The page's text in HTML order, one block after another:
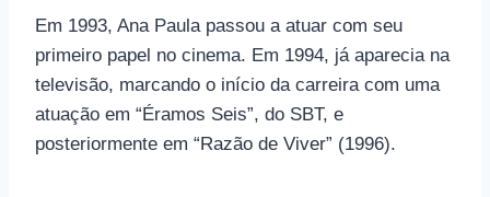
Em 1993, Ana Paula passou a atuar com seu
primeiro papel no cinema. Em 1994, já aparecia na
televisão, marcando o início da carreira com uma
atuação em “Éramos Seis”, do SBT, e
posteriormente em “Razão de Viver” (1996).